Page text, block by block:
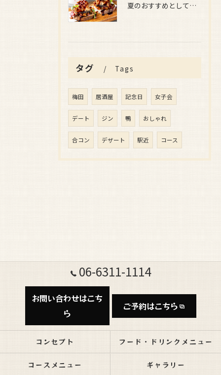
夏のおすすめとしてぜひ味わっていただきたいのが、
タグ Tags
梅田 居酒屋 記念日 女子会
デート ジン 鴨 おしゃれ
合コン デザート 駅近 コース
06-6311-1114
お問い合わせはこち
ら
ご予約はこちら
コンセプト フード・ドリンクメニュー
コースメニュー ギャラリー